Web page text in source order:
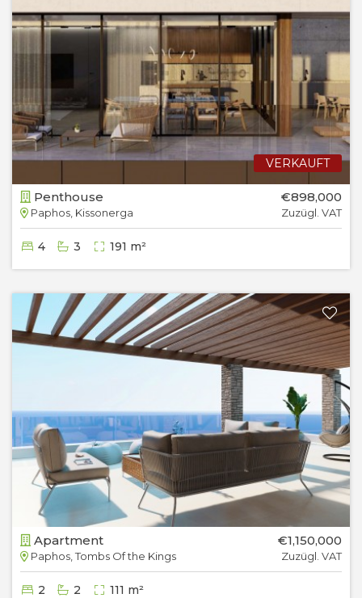
VERKAUFT
Penthouse
Paphos, Kissonerga
€898,000
Zuzügl. VAT
4 3 191 m²
Apartment
Paphos, Tombs Of the Kings
€1,150,000
Zuzügl. VAT
2 2 111 m²